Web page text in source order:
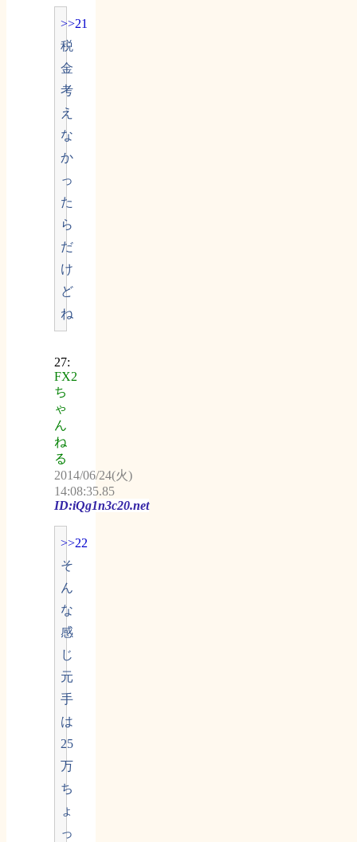
>>21
税
金
考
え
な
か
っ
た
ら
だ
け
ど
ね
27:
FX2
ち
ゃ
ん
ね
る
2014/06/24(火)
14:08:35.85
ID:iQg1n3c20.net
>>22
そ
ん
な
感
じ
元
手
は
25
万
ち
ょ
っ